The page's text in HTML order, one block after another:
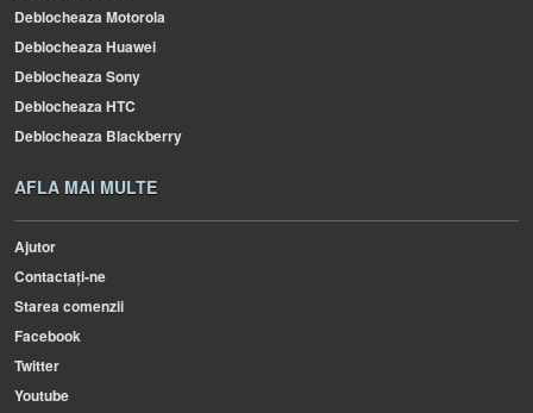
Deblocheaza Motorola
Deblocheaza Huawei
Deblocheaza Sony
Deblocheaza HTC
Deblocheaza Blackberry
AFLA MAI MULTE
Ajutor
Contactați-ne
Starea comenzii
Facebook
Twitter
Youtube